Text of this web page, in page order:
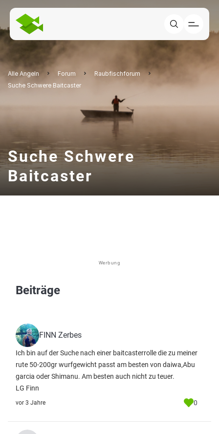
Alle Angeln Forum
Raubfischforum
Suche Schwere Baitcaster
Suche Schwere
Baitcaster
Werbung
Beiträge
FINN Zerbes
Ich bin auf der Suche nach einer baitcasterrolle die zu meiner
rute 50-200gr wurfgewicht passt am besten von daiwa,Abu
garcia oder Shimanu. Am besten auch nicht zu teuer.
LG Finn
vor 3 Jahre 0